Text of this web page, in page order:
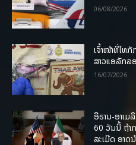
06/08/2026
ເຈົ້າໜ້າທີ່ໄທ
ສາວແອລັກລ
16/07/2026
ອີຣານ-ອາເມ
60 ວັນນີ້ ຖ້າ
ລະເມີດ ອາດ